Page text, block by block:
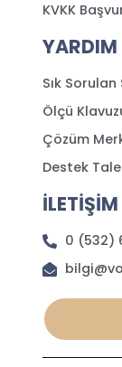
KVKK
YARDIM
Sık
Ölçü
Çözüm
Destek
İLETİŞİM
0 (532)